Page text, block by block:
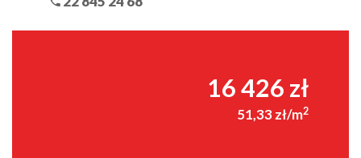
16 426 zł
51,33 zł/m2